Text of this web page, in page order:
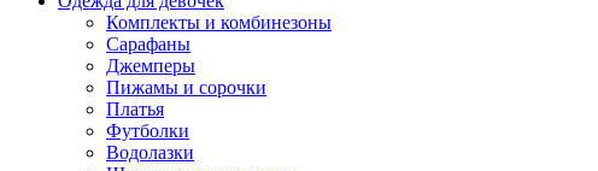
Комплекты и комбинезоны
Сарафаны
Джемперы
Пижамы и сорочки
Платья
Футболки
Водолазки